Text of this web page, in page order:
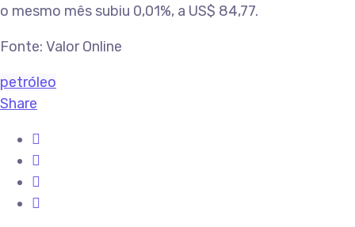
o mesmo mês subiu 0,01%, a US$ 84,77.
Fonte: Valor Online
petróleo
Share